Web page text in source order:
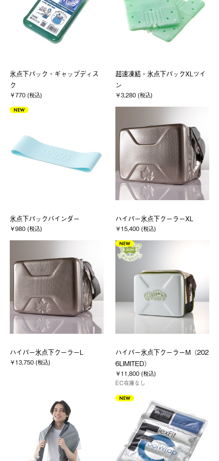
氷点下パック・ギャップディス
ク
￥770 (税込)
超速凍結・氷点下パックXLツイ
ン
￥3,280 (税込)
NEW
氷点下パックバインダー
￥980 (税込)
ハイパー氷点下クーラーXL
￥15,400 (税込)
ハイパー氷点下クーラーL
￥13,750 (税込)
NEW
ハイパー氷点下クーラーM（202
6LIMITED）
￥11,800 (税込)
EC在庫なし
NEW